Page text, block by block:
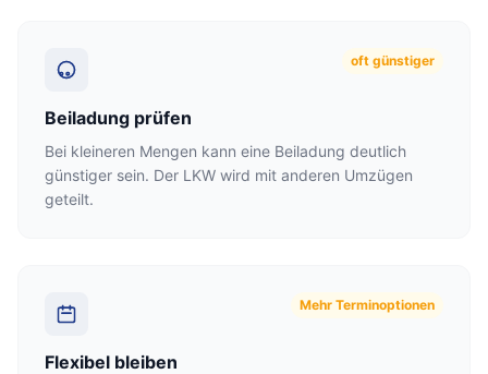
oft günstiger
Beiladung prüfen
Bei kleineren Mengen kann eine Beiladung deutlich
günstiger sein. Der LKW wird mit anderen Umzügen
geteilt.
Mehr Terminoptionen
Flexibel bleiben